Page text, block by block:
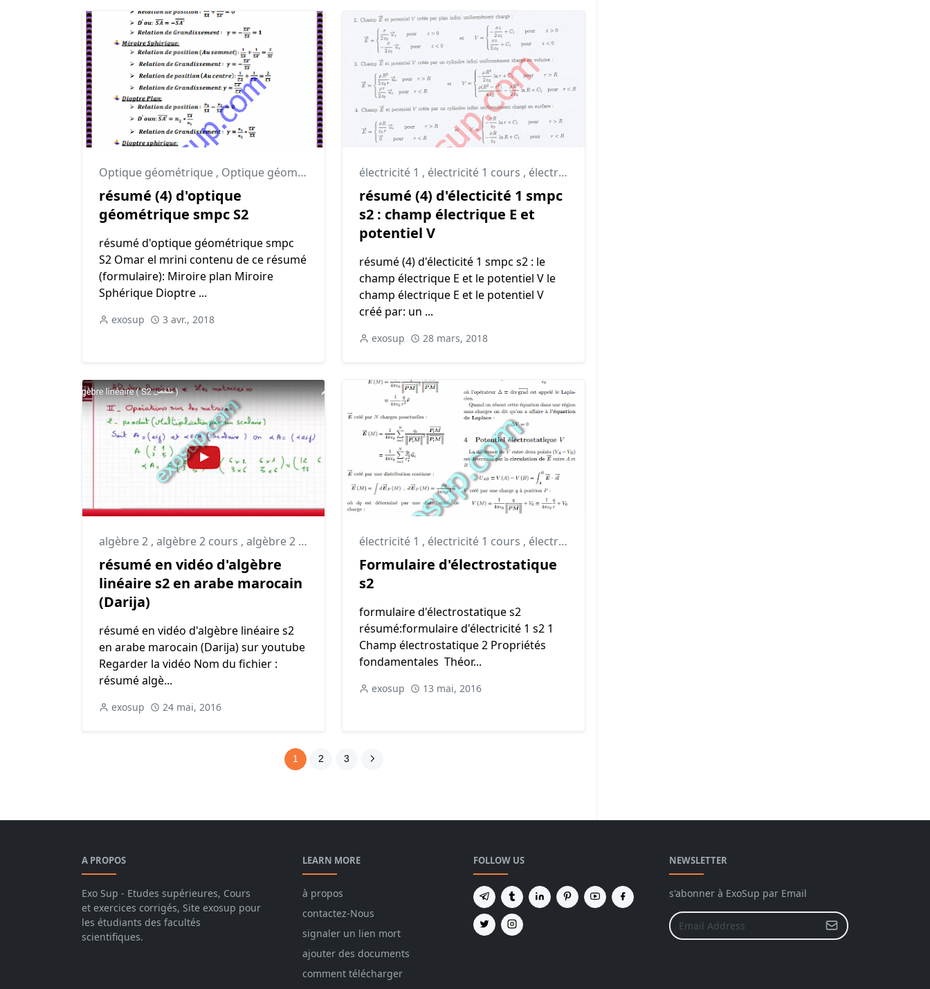
Optique géométrique , Optique géométrique cours ,Optique géométrique résumé
résumé (4) d'optique
géométrique smpc S2
résumé d'optique géométrique smpc
S2 Omar el mrini contenu de ce résumé
(formulaire): Miroire plan Miroire
Sphérique Dioptre ...
exosup 3 avr., 2018
électricité 1 , électricité 1 cours , électricité 1 résumé
résumé (4) d'électicité 1 smpc
s2 : champ électrique E et
potentiel V
résumé (4) d'électicité 1 smpc s2 : le
champ électrique E et le potentiel V le
champ électrique E et le potentiel V
créé par: un ...
exosup 28 mars, 2018
algèbre 2 , algèbre 2 cours , algèbre 2 résumé
résumé en vidéo d'algèbre
linéaire s2 en arabe marocain
(Darija)
résumé en vidéo d'algèbre linéaire s2
en arabe marocain (Darija) sur youtube
Regarder la vidéo Nom du fichier :
résumé algè...
exosup 24 mai, 2016
électricité 1 , électricité 1 cours , électricité 1 résumé
Formulaire d'électrostatique
s2
formulaire d'électrostatique s2
résumé:formulaire d'électricité 1 s2 1
Champ électrostatique 2 Propriétés
fondamentales Théor...
exosup 13 mai, 2016
1 2 3
A PROPOS
Exo Sup - Etudes supérieures, Cours
et exercices corrigés, Site exosup pour
les étudiants des facultés
scientifiques.
LEARN MORE
à propos
contactez-Nous
signaler un lien mort
ajouter des documents
comment télécharger
FOLLOW US NEWSLETTER
s'abonner à ExoSup par Email